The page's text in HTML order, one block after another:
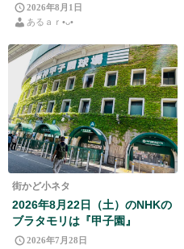
2026年8月1日
あるａｒ•⁠ᴗ⁠•⁠
街かど小ネタ
2026年8月22日（土）のNHKの
ブラタモリは『甲子園』
2026年7月28日